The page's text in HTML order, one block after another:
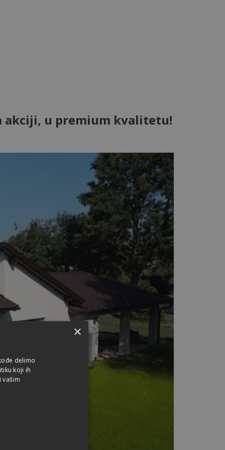
akciji, u premium kvalitetu!
×
delimo
koji ih
vašim